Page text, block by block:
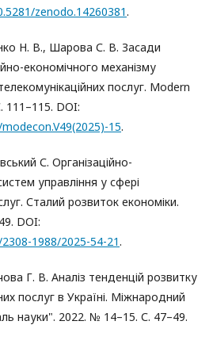
zenodo.14260381.
Н. В., Шарова С. В. Засади
економічного механізму
послуг. Modern
111–115. DOI:
15.
С. Організаційно-
управління у сфері
Сталий розвиток економіки.
DOI:
1988/2025-54-21.
Г. В. Аналіз тенденцій розвитку
послуг в Україні. Міжнародний
науки". 2022. № 14–15. С. 47–49.